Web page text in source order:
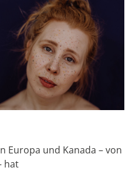
Europa und Kanada – von
hat